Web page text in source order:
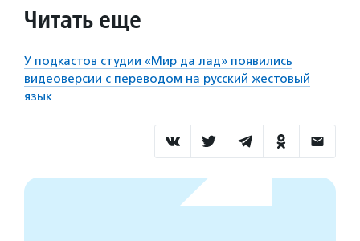
Читать еще
У подкастов студии «Мир да лад» появились
видеоверсии с переводом на русский жестовый
язык